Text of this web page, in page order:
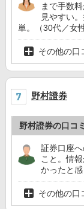
まで手数
見やすい
単。（30代／女性
その他の口
野村證券
野村證券の口コ
証券口座
こと。情
かったと
その他の口